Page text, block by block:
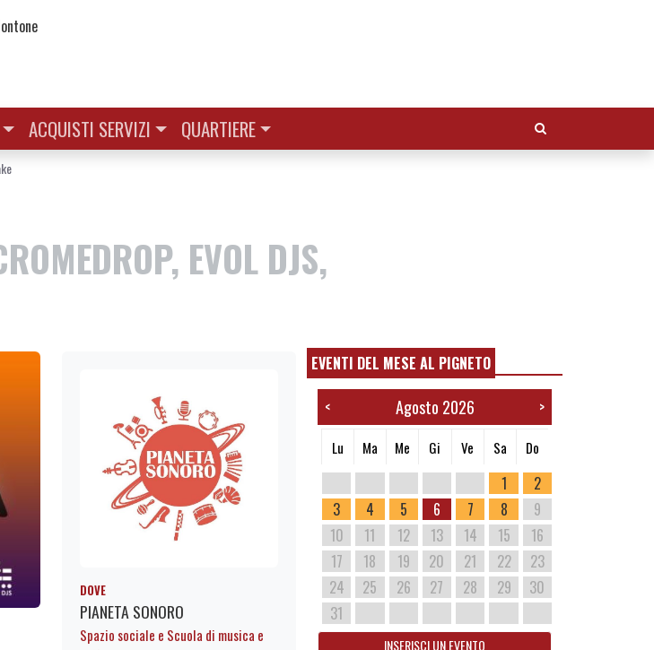
ACQUISTI SERVIZI QUARTIERE Cerca:
EVOL DJS,
DOVE
PIANETA SONORO
Spazio sociale e Scuola di musica e
EVENTI DEL MESE AL PIGNETO
< Agosto 2026 >
Lu Ma Me Gi Ve Sa Do
1
2
3
4 5 6 7 8
9
10
11 12 13 14 15
16
17
18 19 20 21 22
23
24
25 26 27 28 29
30
31
INSERISCI UN EVENTO